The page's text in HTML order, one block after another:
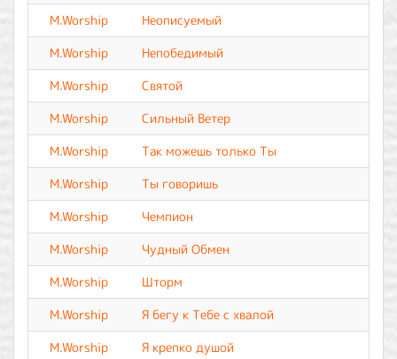
M.Worship
Неописуемый
M.Worship
Непобедимый
M.Worship
Святой
M.Worship
Сильный Ветер
M.Worship
Так можешь только Ты
M.Worship
Ты говоришь
M.Worship
Чемпион
M.Worship
Чудный Обмен
M.Worship
Шторм
M.Worship
Я бегу к Тебе с хвалой
M.Worship
Я крепко душой